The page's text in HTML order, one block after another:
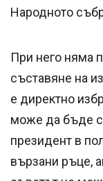
Народното
При него няма
съставяне на
е директно
може да бъде
президент в
вързани ръце,